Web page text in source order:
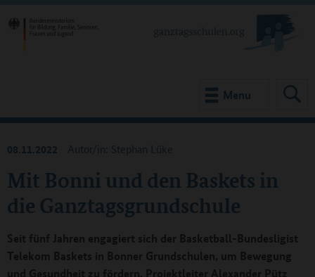
Menu
Mit Bonni und den Baskets in
die Ganztagsgrundschule
08.11.2022 Autor/in: Stephan Lüke
Seit fünf Jahren engagiert sich der Basketball-Bundesligist
Telekom Baskets in Bonner Grundschulen, um Bewegung
und Gesundheit zu fördern. Projektleiter Alexander Pütz